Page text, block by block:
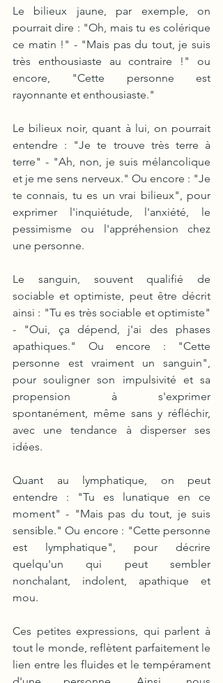
Le bilieux jaune, par exemple, on
pourrait dire : "Oh, mais tu es colérique
ce matin !" - "Mais pas du tout, je suis
très enthousiaste au contraire !" ou
encore, "Cette personne est
rayonnante et enthousiaste."
Le bilieux noir, quant à lui, on pourrait
entendre : "Je te trouve très terre à
terre" - "Ah, non, je suis mélancolique
et je me sens nerveux." Ou encore : "Je
te connais, tu es un vrai bilieux", pour
exprimer l'inquiétude, l'anxiété, le
pessimisme ou l'appréhension chez
une personne.
Le sanguin, souvent qualifié de
sociable et optimiste, peut être décrit
ainsi : "Tu es très sociable et optimiste"
- "Oui, ça dépend, j'ai des phases
apathiques." Ou encore : "Cette
personne est vraiment un sanguin",
pour souligner son impulsivité et sa
propension à s'exprimer
spontanément, même sans y réfléchir,
avec une tendance à disperser ses
idées.
Quant au lymphatique, on peut
entendre : "Tu es lunatique en ce
moment" - "Mais pas du tout, je suis
sensible." Ou encore : "Cette personne
est lymphatique", pour décrire
quelqu'un qui peut sembler
nonchalant, indolent, apathique et
mou.
Ces petites expressions, qui parlent à
tout le monde, reflètent parfaitement le
lien entre les fluides et le tempérament